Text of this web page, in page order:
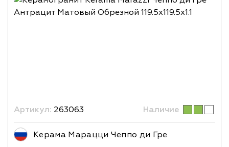
Артикул: 263063 Наличие
Керама Марацци Чеппо ди Гре